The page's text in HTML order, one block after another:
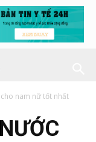
cho nam nữ tốt nhất